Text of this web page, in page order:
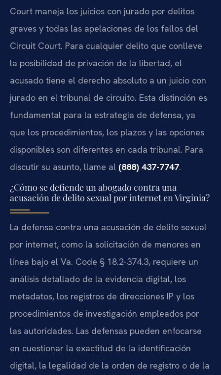
Court maneja los juicios con jurado por delitos
graves y todas las apelaciones de los fallos del
Circuit Court. Para cualquier delito que conlleve
la posibilidad de privación de la libertad, el
acusado tiene el derecho absoluto a un juicio con
jurado en el tribunal de circuito. Esta distinción es
fundamental para la estrategia de defensa, ya
que los procedimientos, los plazos y las opciones
disponibles son diferentes en cada tribunal. Para
discutir su asunto, llame al (888) 437-7747.
¿Cómo se defiende un abogado contra una
acusación de delito sexual por internet en Virginia?
La defensa contra una acusación de delito sexual
por internet, como la solicitación de menores en
línea bajo el Va. Code § 18.2-374.3, requiere un
análisis detallado de la evidencia digital, los
metadatos, los registros de direcciones IP y los
procedimientos de investigación empleados por
las autoridades. Las defensas pueden enfocarse
en cuestionar la exactitud de la identificación
digital, la legalidad de la orden de registro o de la